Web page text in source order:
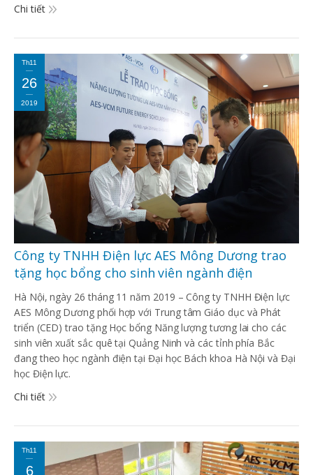
Chi tiết
Th11
26
2019
Công ty TNHH Điện lực AES Mông Dương trao
tặng học bổng cho sinh viên ngành điện
Hà Nội, ngày 26 tháng 11 năm 2019 – Công ty TNHH Điện lực
AES Mông Dương phối hợp với Trung tâm Giáo dục và Phát
triển (CED) trao tặng Học bổng Năng lượng tương lai cho các
sinh viên xuất sắc quê tại Quảng Ninh và các tỉnh phía Bắc
đang theo học ngành điện tại Đại học Bách khoa Hà Nội và Đại
học Điện lực.
Chi tiết
Th11
6